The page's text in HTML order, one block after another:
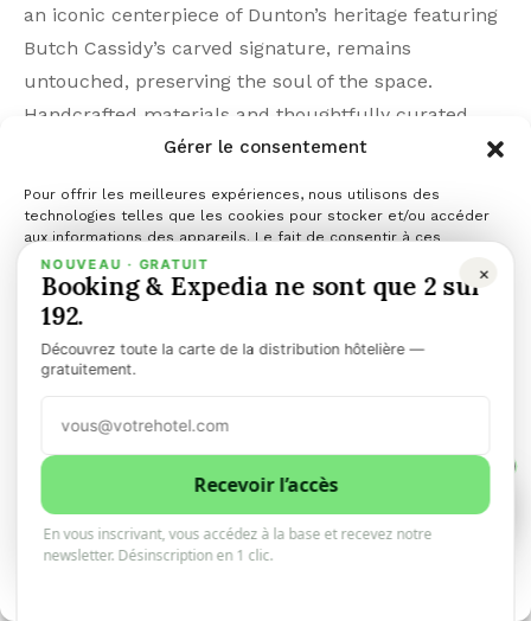
Gérer le consentement
Pour offrir les meilleures expériences, nous utilisons des
technologies telles que les cookies pour stocker et/ou accéder
aux informations des appareils. Le fait de consentir à ces
technologies nous permettra de traiter des données telles que le
comportement de navigation ou les ID uniques sur ce site. Le fait
de ne pas consentir ou de retirer son consentement peut avoir un
effet négatif sur certaines caractéristiques et fonctions.
Gérer les services
Accepter
Refuser
Voir les préférences
an iconic centerpiece of Dunton’s heritage featuring
Butch Cassidy’s carved signature, remains
untouched, preserving the soul of the space.
Handcrafted materials and thoughtfully curated
PARTAGER PARTAGER TWEET
ENVOYER
VOUS DEVRIEZ ÉGALEMENT AIMER
×
NOUVEAU · GRATUIT
Booking & Expedia ne sont que 2 sur
192.
Découvrez toute la carte de la distribution hôtelière —
gratuitement.
Recevoir l’accès
En vous inscrivant, vous accédez à la base et recevez notre
newsletter. Désinscription en 1 clic.